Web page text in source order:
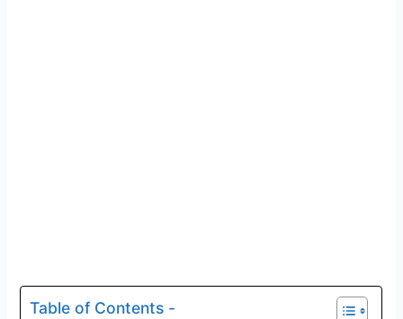
Table of Contents -